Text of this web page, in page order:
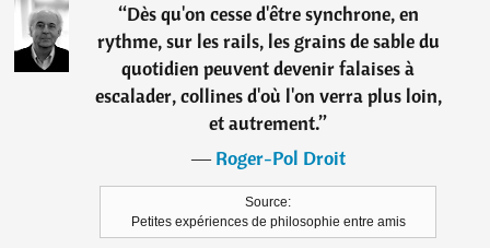
“Dès qu'on cesse d'être synchrone, en
rythme, sur les rails, les grains de sable du
quotidien peuvent devenir falaises à
escalader, collines d'où l'on verra plus loin,
et autrement.”
―Roger-Pol Droit
Source:
Petites expériences de philosophie entre amis